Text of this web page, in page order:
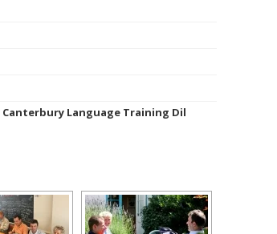
Canterbury Language Training Dil